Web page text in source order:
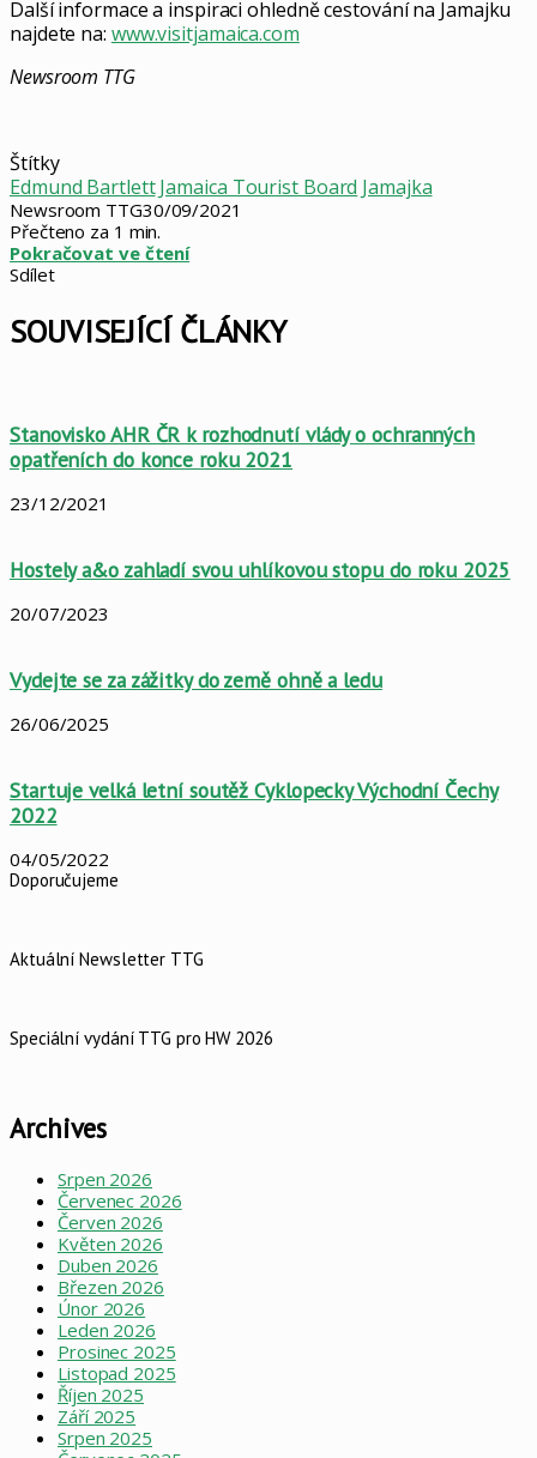
Další informace a inspiraci ohledně cestování na Jamajku
najdete na: www.visitjamaica.com
Newsroom TTG
Štítky
Edmund Bartlett Jamaica Tourist Board Jamajka
Newsroom TTG30/09/2021
Přečteno za 1 min.
Pokračovat ve čtení
Sdílet
mailem
SOUVISEJÍCÍ ČLÁNKY
Stanovisko AHR ČR k rozhodnutí vlády o ochranných
opatřeních do konce roku 2021
23/12/2021
Hostely a&o zahladí svou uhlíkovou stopu do roku 2025
20/07/2023
Vydejte se za zážitky do země ohně a ledu
26/06/2025
Startuje velká letní soutěž Cyklopecky Východní Čechy
2022
04/05/2022
Doporučujeme
Aktuální Newsletter TTG
Speciální vydání TTG pro HW 2026
Archives
Srpen 2026
Červenec 2026
Červen 2026
Květen 2026
Duben 2026
Březen 2026
Únor 2026
Leden 2026
Prosinec 2025
Listopad 2025
Říjen 2025
Září 2025
Srpen 2025